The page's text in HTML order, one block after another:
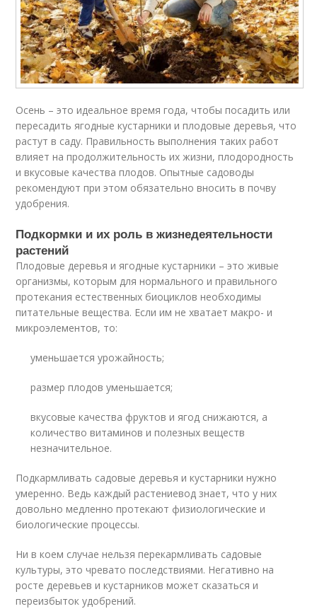
Осень – это идеальное время года, чтобы посадить или
пересадить ягодные кустарники и плодовые деревья, что
растут в саду. Правильность выполнения таких работ
влияет на продолжительность их жизни, плодородность
и вкусовые качества плодов. Опытные садоводы
рекомендуют при этом обязательно вносить в почву
удобрения.
Подкормки и их роль в жизнедеятельности
растений
Плодовые деревья и ягодные кустарники – это живые
организмы, которым для нормального и правильного
протекания естественных биоциклов необходимы
питательные вещества. Если им не хватает макро- и
микроэлементов, то:
уменьшается урожайность;
размер плодов уменьшается;
вкусовые качества фруктов и ягод снижаются, а
количество витаминов и полезных веществ
незначительное.
Подкармливать садовые деревья и кустарники нужно
умеренно. Ведь каждый растениевод знает, что у них
довольно медленно протекают физиологические и
биологические процессы.
Ни в коем случае нельзя перекармливать садовые
культуры, это чревато последствиями. Негативно на
росте деревьев и кустарников может сказаться и
переизбыток удобрений.